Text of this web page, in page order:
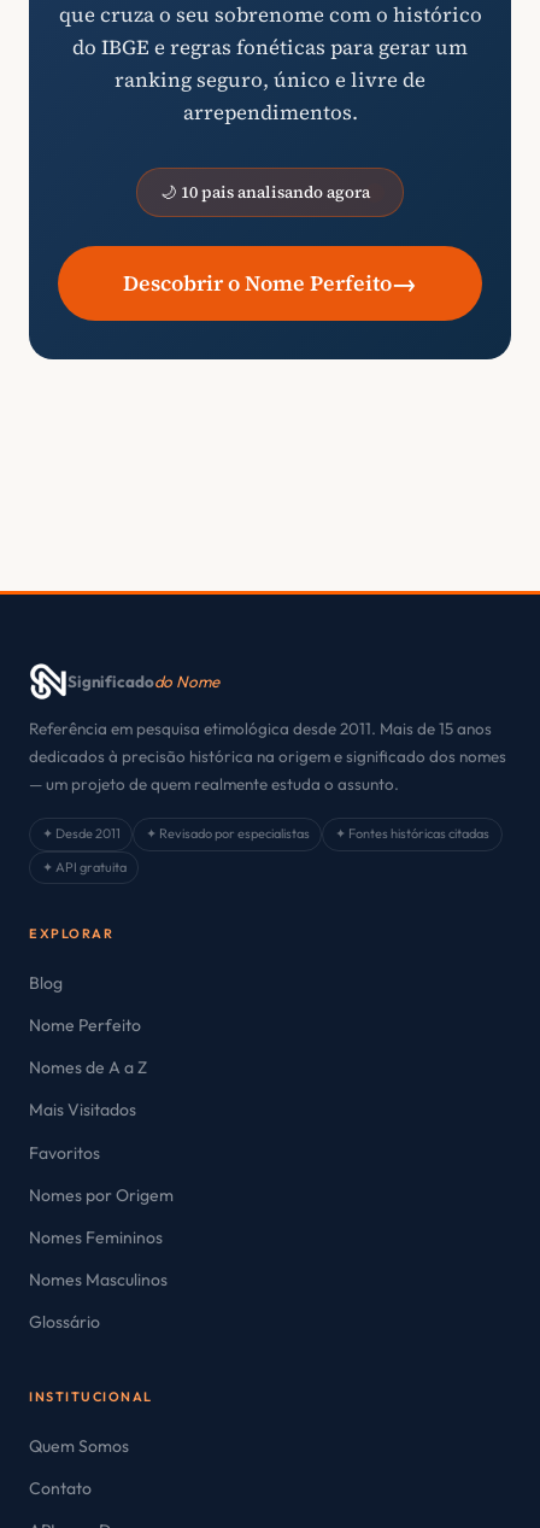
que cruza o seu sobrenome com o histórico
do IBGE e regras fonéticas para gerar um
ranking seguro, único e livre de
arrependimentos.
🌙 10 pais analisando agora
Descobrir o Nome Perfeito→
Significadodo Nome
Referência em pesquisa etimológica desde 2011. Mais de 15 anos
dedicados à precisão histórica na origem e significado dos nomes
— um projeto de quem realmente estuda o assunto.
✦ Desde 2011 ✦ Revisado por especialistas
✦ Fontes históricas citadas
✦ API gratuita
EXPLORAR
Blog
Nome Perfeito
Nomes de A a Z
Mais Visitados
Favoritos
Nomes por Origem
Nomes Femininos
Nomes Masculinos
Glossário
INSTITUCIONAL
Quem Somos
Contato